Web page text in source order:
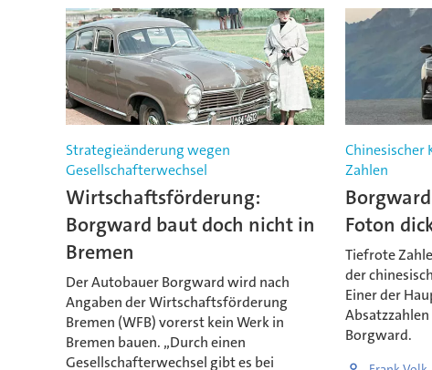
Strategieänderung wegen
Gesellschafterwechsel
Wirtschaftsförderung:
Borgward baut doch nicht in
Bremen
Der Autobauer Borgward wird nach
Angaben der Wirtschaftsförderung
Bremen (WFB) vorerst kein Werk in
Bremen bauen. „Durch einen
Gesellschafterwechsel gibt es bei
Chinesischer
Zahlen
Foton
Tiefrote
der
Einer der
Borgward.